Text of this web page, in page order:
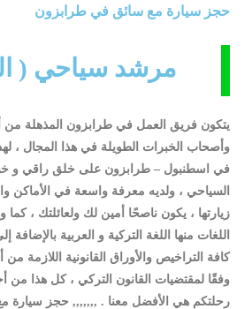
حجز سيارة مع سائق في طرابزون
مرشد سياحي (
يتكون فريق العمل في طرابزون المذهلة من
وأصحاب الخبرات الطويلة في هذا المجال ،
في اسطنبول – طرابزون على خلق راقي و
السياحي ، ولديه معرفة واسعة في الأماكن
زيارتها ، يكون ناصحًا أمين لك ولعائلتك ، كما
اللغات منها اللغة التركية و العربية بالإضافة
كافة التراخيص والأوراق القانونية اللازمة
وفقًا لمقتضيات القانون التركي ، كل هذا
رحلتكم هي الأفضل معنا . ,,,,,,, حجز سيارة